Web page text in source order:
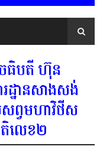
ធិបតី ហ៊ុន
ឋានសាងសង់
ព្វមហាវិថីស
តិលេខ២